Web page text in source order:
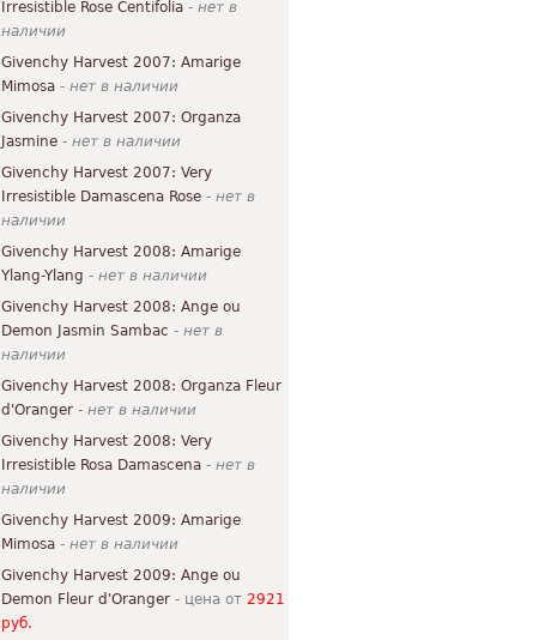
Irresistible Rose Centifolia - нет в
наличии
Givenchy Harvest 2007: Amarige
Mimosa - нет в наличии
Givenchy Harvest 2007: Organza
Jasmine - нет в наличии
Givenchy Harvest 2007: Very
Irresistible Damascena Rose - нет в
наличии
Givenchy Harvest 2008: Amarige
Ylang-Ylang - нет в наличии
Givenchy Harvest 2008: Ange ou
Demon Jasmin Sambac - нет в
наличии
Givenchy Harvest 2008: Organza Fleur
d'Oranger - нет в наличии
Givenchy Harvest 2008: Very
Irresistible Rosa Damascena - нет в
наличии
Givenchy Harvest 2009: Amarige
Mimosa - нет в наличии
Givenchy Harvest 2009: Ange ou
Demon Fleur d'Oranger - цена от 2921
руб.